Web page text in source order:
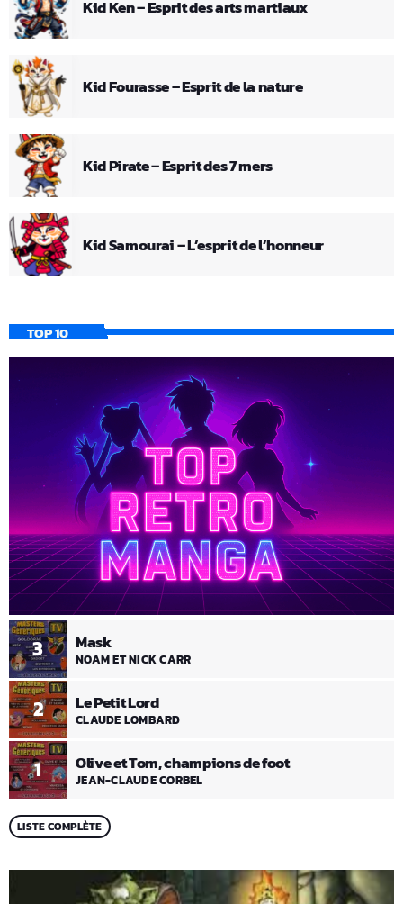
Kid Ken – Esprit des arts martiaux
Kid Fourasse – Esprit de la nature
Kid Pirate – Esprit des 7 mers
Kid Samourai – L’esprit de l’honneur
TOP 10
1 Olive et Tom, champions de foot
JEAN-CLAUDE CORBEL
2 Le Petit Lord
CLAUDE LOMBARD
3 Mask
NOAM ET NICK CARR
LISTE COMPLÈTE